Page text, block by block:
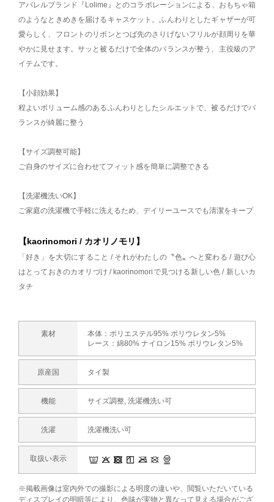
アパレルブランド『Lolime』とのコラボレーションによる、おもちゃ箱
のようなときめきを届けるキャスケット。ふんわりとしたギャザーが可
愛らしく、フロントのリボンとつば先のさりげないフリルが顔周りを華
やかに見せます。サッと被るだけで全体のバランスが整う、主役級のア
イテムです。
【小顔効果】
程よいボリューム感のあるふんわりとしたシルエットで、被るだけでバ
ランスが綺麗に整う
【サイズ調整可能】
ご自身のサイズに合わせてフィット感を簡単に調整できる
【洗濯機洗いOK】
ご家庭の洗濯機で手軽に洗えるため、デイリーユースでも清潔をキープ
【kaorinomori / カオリノモリ】
「好き」を大切にすること / それがわたしの〝色〟へと変わる / 遊び心
はとっておきのカオリづけ / kaorinomoriで見つける新しい色 / 新しいカ
タチ
素材
本体：ポリエステル95% ポリウレタン5%
レース：綿80% ナイロン15% ポリウレタン5%
原産国 タイ製
機能 サイズ調整, 洗濯機洗い可
洗濯 洗濯機洗い可
取扱い表示
※掲載画像は室内外での撮影による明度の違いや、閲覧いただいている
ディスプレイの明暗等により、色味が実物と異なって見える場合がござ